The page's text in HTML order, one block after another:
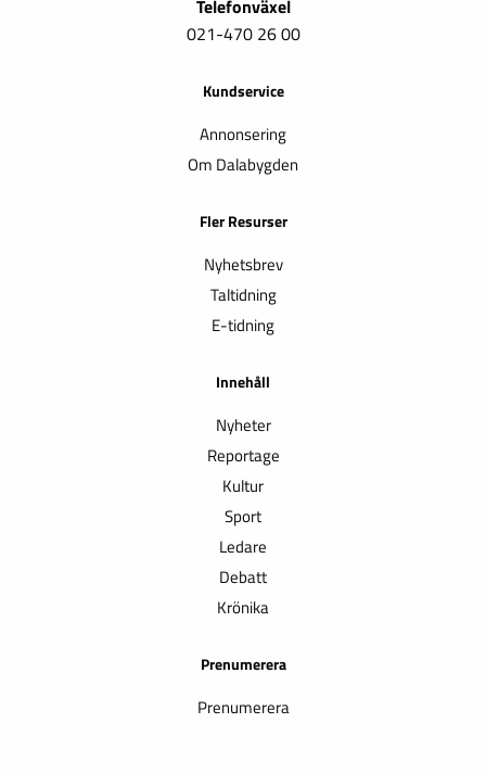
Telefonväxel
021-470 26 00
Kundservice
Annonsering
Om Dalabygden
Fler Resurser
Nyhetsbrev
Taltidning
E-tidning
Innehåll
Nyheter
Reportage
Kultur
Sport
Ledare
Debatt
Krönika
Prenumerera
Prenumerera